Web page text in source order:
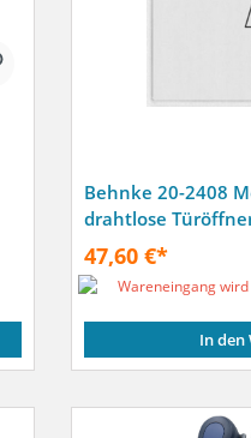
Behnke 20-2408
drahtlose
47,60 €*
Wareneingang
In